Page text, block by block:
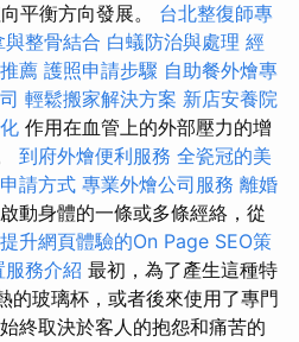
平衡方向發展。 台北整復師專
與整骨結合 白蟻防治與處理 經
薦 護照申請步驟 自助餐外燴專
輕鬆搬家解決方案 新店安養院
作用在血管上的外部壓力的增
到府外燴便利服務 全瓷冠的美
請方式 專業外燴公司服務 離婚
動身體的一條或多條經絡，從
提升網頁體驗的On Page SEO策
服務介紹 最初，為了產生這種特
的玻璃杯，或者後來使用了專門
終取決於客人的抱怨和痛苦的